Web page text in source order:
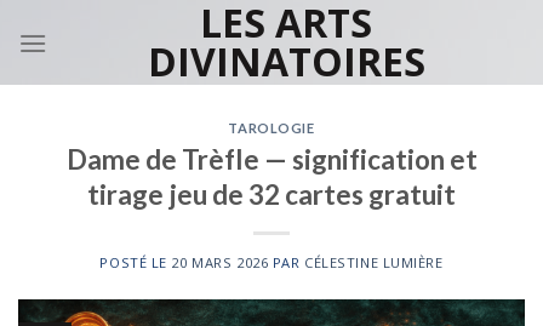
LES ARTS
DIVINATOIRES
TAROLOGIE
Dame de Trèfle — signification et
tirage jeu de 32 cartes gratuit
POSTÉ LE 20 MARS 2026 PAR CÉLESTINE LUMIÈRE